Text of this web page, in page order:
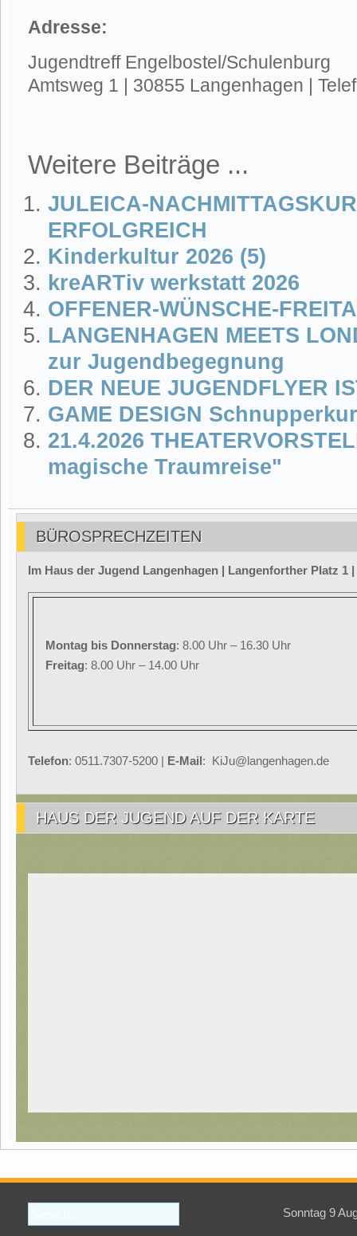
Adresse:
Jugendtreff Engelbostel/Schulenburg
Amtsweg 1 | 30855 Langenhagen |
Weitere Beiträge ...
JULEICA-
ERFOLGREICH
Kinderkultur 2026 (5)
kreARTiv werkstatt 2026
OFFENER-WÜNSCHE-
LANGENHAGEN MEETS
zur Jugendbegegnung
DER NEUE JUGENDFLYER
GAME DESIGN
21.4.2026
magische Traumreise"
BÜROSPRECHZEITEN
Im Haus der Jugend Langenhagen | Langenforther Platz 1
Montag bis Donnerstag: 8.00 Uhr – 16.30 Uhr
Freitag: 8.00 Uhr – 14.00 Uhr
Telefon: 0511.7307-5200 | E-Mail: KiJu@langenhagen.de
HAUS DER JUGEND AUF DER KARTE
Sonntag 9